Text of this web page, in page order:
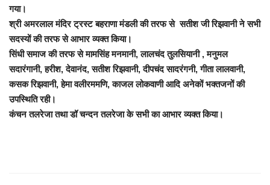
गया।
श्री अमरलाल मंदिर ट्रस्ट बहराणा मंडली की तरफ से सतीश जी रिझवानी ने सभी
सदस्यों की तरफ से आभार व्यक्त किया।
सिंधी समाज की तरफ से मामसिंह मनमानी, लालचंद तुलसियानी , मनुमल
सदारंगानी, हरीश, देवानंद, सतीश रिझवानी, दीपचंद सादरंगनी, गीता लालवानी,
कसक रिझवानी, हेमा वलीरममणि, काजल लोकवाणी आदि अनेकों भक्तजनों की
उपस्थिति रही।
कंचन तलरेजा तथा डॉ चन्दन तलरेजा के सभी का आभार व्यक्त किया।